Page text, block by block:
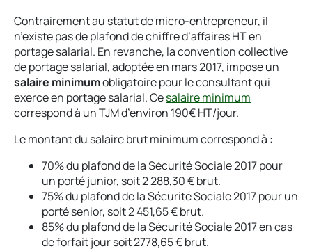
Contrairement au statut de micro-entrepreneur, il
n’existe pas de plafond de chiffre d’affaires HT en
portage salarial. En revanche, la convention collective
de portage salarial, adoptée en mars 2017, impose un
salaire minimumobligatoire pour le consultant qui
exerce en portage salarial. Cesalaire minimum
correspond à un TJM d’environ 190€ HT/jour.
Le montant du salaire brut minimum correspond à :
70% du plafond de la Sécurité Sociale 2017 pour
un porté junior, soit 2 288,30 € brut.
75% du plafond de la Sécurité Sociale 2017 pour un
porté senior, soit 2 451,65 € brut.
85% du plafond de la Sécurité Sociale 2017 en cas
de forfait jour soit 2778,65 € brut.